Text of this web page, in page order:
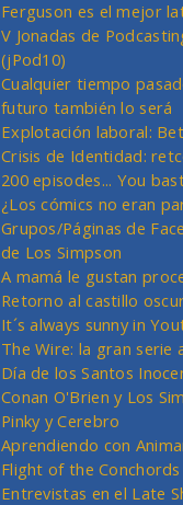
Ferguson es el mejor
V Jonadas de
(jPod10)
Cualquier tiempo
futuro también lo será
Explotación laboral:
Crisis de Identidad:
200 episodes... You
¿Los cómics no eran
Grupos/Páginas de
de Los Simpson
A mamá le gustan
Retorno al castillo
It´s always sunny in
The Wire: la gran serie
Día de los Santos
Conan O'Brien y Los
Pinky y Cerebro
Aprendiendo con
Flight of the
Entrevistas en el Late